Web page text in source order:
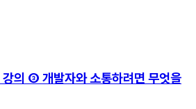
의 ③ 개발자와 소통하려면 무엇을